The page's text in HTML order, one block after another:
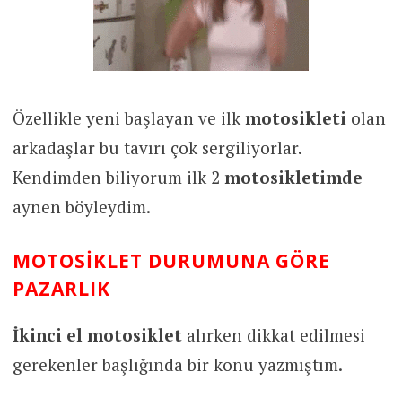
Özellikle yeni başlayan ve ilk motosikletiolan
arkadaşlar bu tavırı çok sergiliyorlar.
Kendimden biliyorum ilk 2 motosikletimde
aynen böyleydim.
MOTOSIKLET DURUMUNA GÖRE
PAZARLIK
İkinci el motosikletalırken dikkat edilmesi
gerekenler başlığında bir konu yazmıştım.